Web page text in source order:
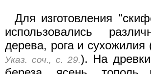
Для изготовления
использовались
дерева, рога и сухожилия
Указ. соч., с. 29.). На